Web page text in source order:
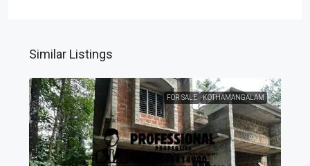
Similar Listings
FOR SALE KOTHAMANGALAM